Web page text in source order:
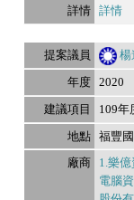
詳情
楊
2020
109年
福豐
1.樂
電腦